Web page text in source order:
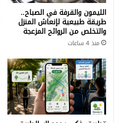
الليمون والقرفة في الصباح..
طريقة طبيعية لإنعاش المنزل
والتخلص من الروائح المزعجة
منذ 4 ساعات